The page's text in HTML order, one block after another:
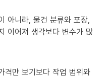
아니라, 물건 분류와 포장,
이어져 생각보다 변수가 많
격만 보기보다 작업 범위와